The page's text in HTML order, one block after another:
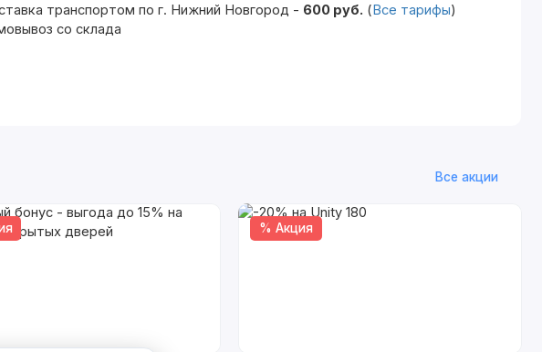
транспортом по г. Нижний Новгород - 600 руб. (Все тарифы)
со склада
Все акции
% Акция